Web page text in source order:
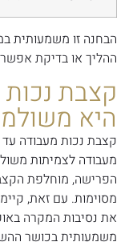
הבחנה זו משמעותית
ההליך או בדיקת
קצבת נכות
היא
קצבת נכות מעבודה
מעבודה לצמיתות
הפרישה, מוחלפת
מסוימות. עם זאת,
את נסיבות המקרה
משמעותית בכושר